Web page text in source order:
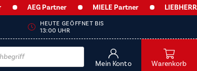
AEG Partner MIELE Partner LIEBHERR
HEUTE GEÖFFNET BIS
13:00 UHR
Mein Konto Warenkorb